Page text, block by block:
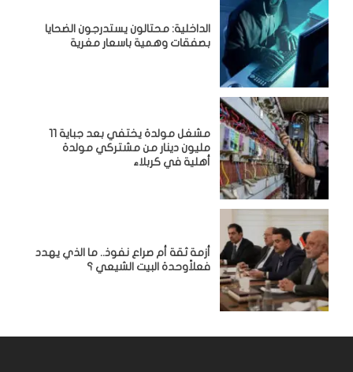
الداخلية: محتالون يستدرجون الضحايا
بصفقات وهمية باسعار مغرية
مشغل مولدة يختفي بعد جباية 11
مليون دينار من مشتركي مولدة
أهلية في كربلاء
أزمة ثقة أم صراع نفوذ.. ما الذي يهدد
فعلاًوحدة البيت الشيعي ؟